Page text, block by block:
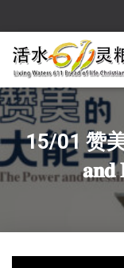
15/01 赞
𝐚𝐧𝐝